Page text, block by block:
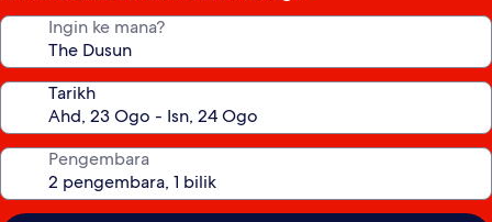
Ingin ke mana?
Tarikh
Pengembara